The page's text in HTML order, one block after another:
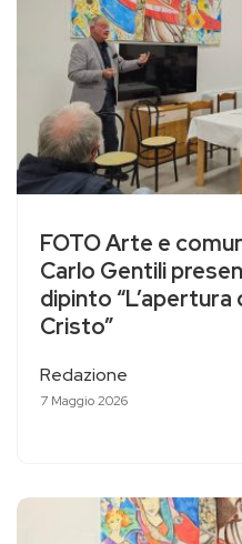
FOTO Arte e
Carlo Gentili
dipinto
Cristo”
Redazione
7 Maggio 2026